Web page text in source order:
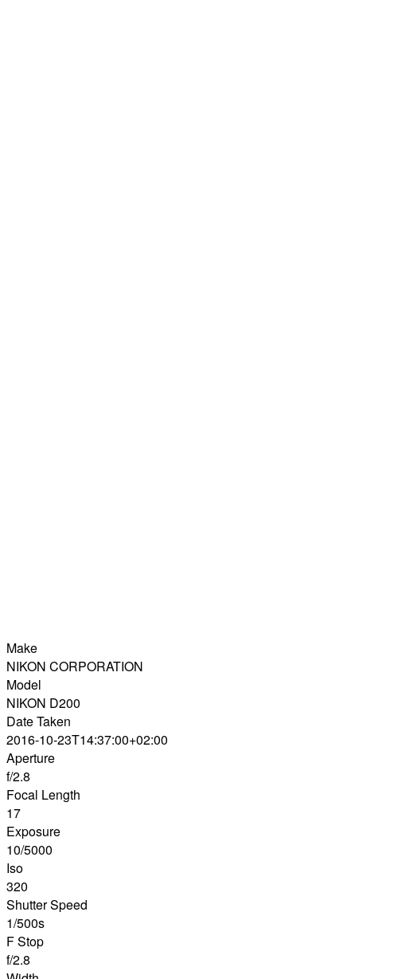
Make
NIKON CORPORATION
Model
NIKON D200
Date Taken
2016-10-23T14:37:00+02:00
Aperture
f/2.8
Focal Length
17
Exposure
10/5000
Iso
320
Shutter Speed
1/500s
F Stop
f/2.8